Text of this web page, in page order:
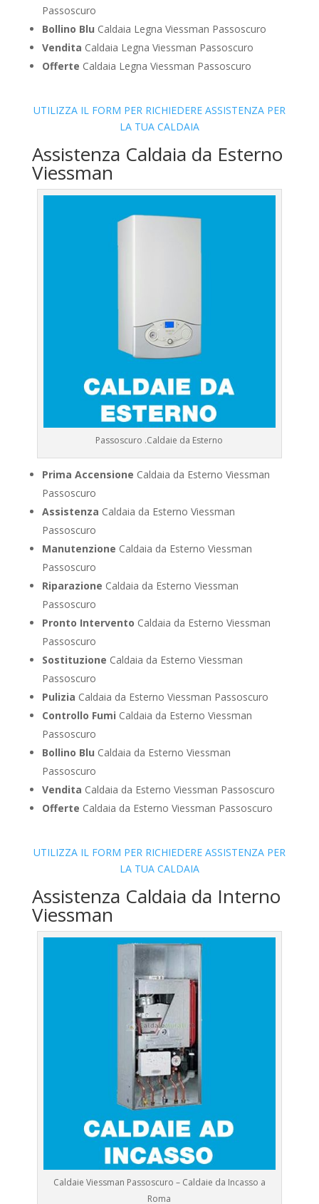
Passoscuro
Bollino Blu Caldaia Legna Viessman Passoscuro
Vendita Caldaia Legna Viessman Passoscuro
Offerte Caldaia Legna Viessman Passoscuro
UTILIZZA IL FORM PER RICHIEDERE ASSISTENZA PER
LA TUA CALDAIA
Assistenza Caldaia da Esterno
Viessman
Passoscuro .Caldaie da Esterno
Prima Accensione Caldaia da Esterno Viessman
Passoscuro
Assistenza Caldaia da Esterno Viessman
Passoscuro
Manutenzione Caldaia da Esterno Viessman
Passoscuro
Riparazione Caldaia da Esterno Viessman
Passoscuro
Pronto Intervento Caldaia da Esterno Viessman
Passoscuro
Sostituzione Caldaia da Esterno Viessman
Passoscuro
Pulizia Caldaia da Esterno Viessman Passoscuro
Controllo Fumi Caldaia da Esterno Viessman
Passoscuro
Bollino Blu Caldaia da Esterno Viessman
Passoscuro
Vendita Caldaia da Esterno Viessman Passoscuro
Offerte Caldaia da Esterno Viessman Passoscuro
UTILIZZA IL FORM PER RICHIEDERE ASSISTENZA PER
LA TUA CALDAIA
Assistenza Caldaia da Interno
Viessman
Caldaie Viessman Passoscuro – Caldaie da Incasso a
Roma